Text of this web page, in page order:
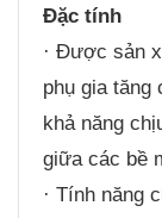
Đặc tính
· Được sản
phụ gia tăng
khả năng
giữa các bề
· Tính năng